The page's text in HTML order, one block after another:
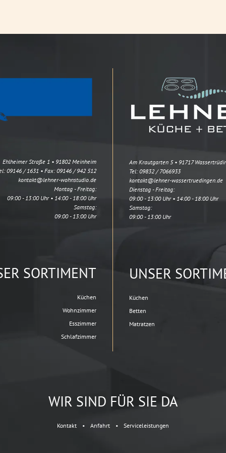
Ehlheimer Straße 1 • 91802 Meinheim
09146 / 1631 • Fax: 09146 / 942 512
kontakt@lehner-wohnstudio.de
Montag - Freitag:
09:00 - 13:00 Uhr • 14:00 - 18:00 Uhr
Samstag:
09:00 - 13:00 Uhr
SORTIMENT
Küchen
Wohnzimmer
Esszimmer
Schlafzimmer
Am Krautgarten 5 • 91717
Tel:09832 / 7066933
kontakt@lehner-wassertruedingen.de
Dienstag - Freitag:
09:00 - 13:00 Uhr • 14:00 - 18:00 Uhr
Samstag:
09:00 - 13:00 Uhr
UNSER
Küchen
Betten
Matratzen
WIR SIND FÜR SIE DA
Kontakt • Anfahrt • Serviceleistungen